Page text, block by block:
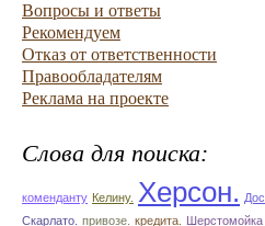
Вопросы и ответы
Рекомендуем
Отказ от ответственности
Правообладателям
Реклама на проекте
Слова для поиска:
коменданту Келину. Херсон. Дос
Скарлато. привозе. кредита.
Шерстомойка